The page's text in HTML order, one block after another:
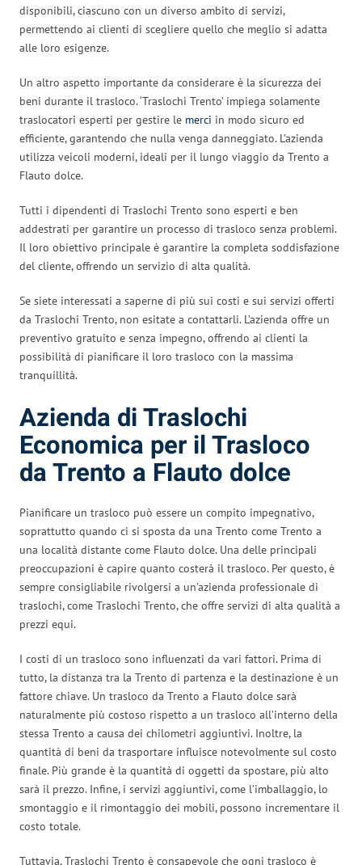
disponibili, ciascuno con un diverso ambito di servizi,
permettendo ai clienti di scegliere quello che meglio si adatta
alle loro esigenze.
Un altro aspetto importante da considerare è la sicurezza dei
beni durante il trasloco. ‘Traslochi Trento’ impiega solamente
traslocatori esperti per gestire le merci in modo sicuro ed
efficiente, garantendo che nulla venga danneggiato. L’azienda
utilizza veicoli moderni, ideali per il lungo viaggio da Trento a
Flauto dolce.
Tutti i dipendenti di Traslochi Trento sono esperti e ben
addestrati per garantire un processo di trasloco senza problemi.
Il loro obiettivo principale è garantire la completa soddisfazione
del cliente, offrendo un servizio di alta qualità.
Se siete interessati a saperne di più sui costi e sui servizi offerti
da Traslochi Trento, non esitate a contattarli. L’azienda offre un
preventivo gratuito e senza impegno, offrendo ai clienti la
possibilità di pianificare il loro trasloco con la massima
tranquillità.
Azienda di Traslochi
Economica per il Trasloco
da Trento a Flauto dolce
Pianificare un trasloco può essere un compito impegnativo,
soprattutto quando ci si sposta da una Trento come Trento a
una località distante come Flauto dolce. Una delle principali
preoccupazioni è capire quanto costerà il trasloco. Per questo, è
sempre consigliabile rivolgersi a un’azienda professionale di
traslochi, come Traslochi Trento, che offre servizi di alta qualità a
prezzi equi.
I costi di un trasloco sono influenzati da vari fattori. Prima di
tutto, la distanza tra la Trento di partenza e la destinazione è un
fattore chiave. Un trasloco da Trento a Flauto dolce sarà
naturalmente più costoso rispetto a un trasloco all’interno della
stessa Trento a causa dei chilometri aggiuntivi. Inoltre, la
quantità di beni da trasportare influisce notevolmente sul costo
finale. Più grande è la quantità di oggetti da spostare, più alto
sarà il prezzo. Infine, i servizi aggiuntivi, come l’imballaggio, lo
smontaggio e il rimontaggio dei mobili, possono incrementare il
costo totale.
Tuttavia, Traslochi Trento è consapevole che ogni trasloco è